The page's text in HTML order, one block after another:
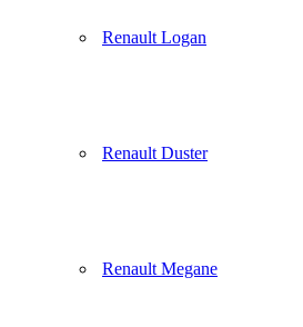
Renault Logan
Renault Duster
Renault Megane